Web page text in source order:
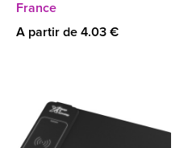
France
A partir de 4.03 €